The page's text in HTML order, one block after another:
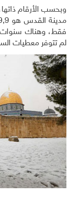
وبحسب الأرقام
لم تتوفر معطيات السنوات (1960-